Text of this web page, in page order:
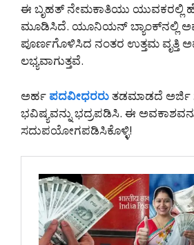
ಈ ಬೃಹತ್ ನೇಮಕಾತಿಯು ಯುವಕರಲ್ಲಿ
ಮೂಡಿಸಿದೆ. ಯೂನಿಯನ್ ಬ್ಯಾಂಕ್‌ನಲ್ಲಿ
ಪೂರ್ಣಗೊಳಿಸಿದ ನಂತರ ಉತ್ತಮ ವೃತ್ತಿ
ಲಭ್ಯವಾಗುತ್ತವೆ.
ಅರ್ಹ ಪದವೀಧರರುತಡಮಾಡದೆ ಅರ್ಜಿ
ಭವಿಷ್ಯವನ್ನು ಭದ್ರಪಡಿಸಿ. ಈ
ಸದುಪಯೋಗಪಡಿಸಿಕೊಳ್ಳಿ!